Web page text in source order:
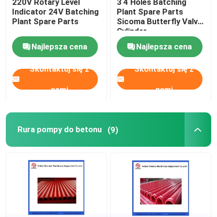
Indicator 24V Batching
Plant Spare Parts
Najlepsza cena
Skontaktuj się z
nami
Plant Spare Parts
Sicoma Butterfly Valve
Cylinder
Electropneumatic
Actuator Cylinder
Najlepsza cena
Skontaktuj się z
nami
Rura pompy do betonu (9)